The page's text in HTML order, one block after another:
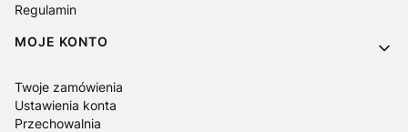
Regulamin
MOJE KONTO
Twoje zamówienia
Ustawienia konta
Przechowalnia